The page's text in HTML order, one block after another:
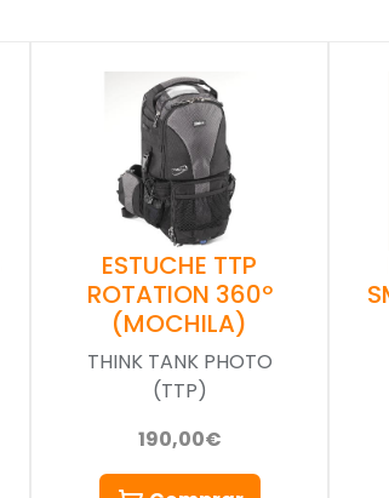
ESTUCHE TTP
ROTATION 360º
(MOCHILA)
THINK TANK PHOTO
(TTP)
190,00€